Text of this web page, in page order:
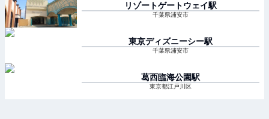
リゾートゲートウェイ駅
千葉県浦安市
東京ディズニーシー駅
千葉県浦安市
葛西臨海公園駅
東京都江戸川区